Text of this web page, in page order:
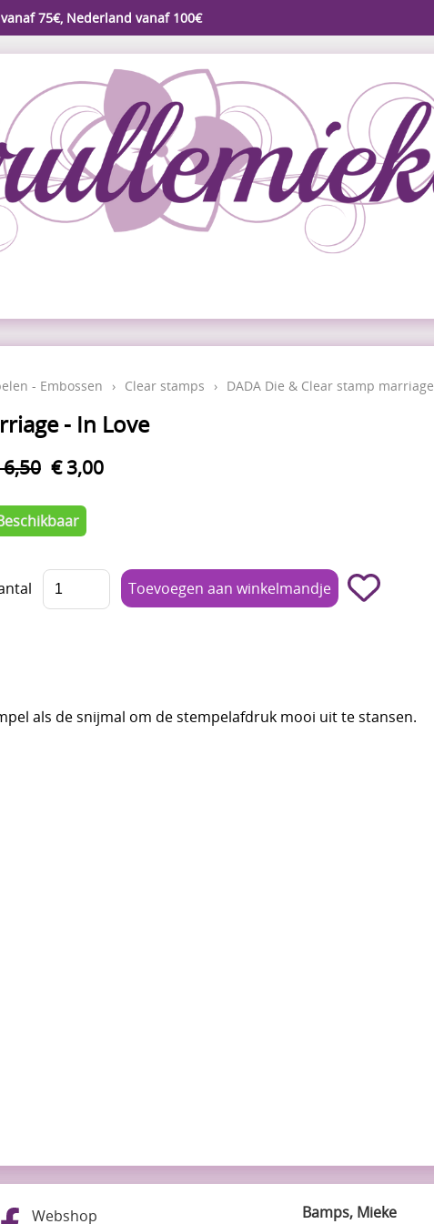
75€, Nederland vanaf 100€
- Embossen › Clear stamps › DADA Die & Clear stamp
- In Love
€ 3,00
als de snijmal om de stempelafdruk mooi uit te stansen.
Webshop
Bamps, Mieke